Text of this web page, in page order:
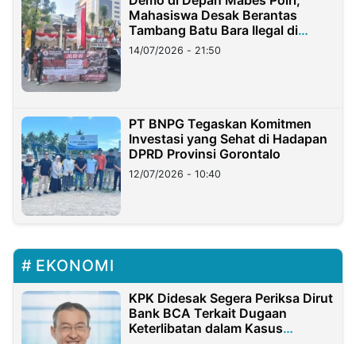
Mahasiswa Desak Berantas
Tambang Batu Bara Ilegal di
Lampung
14/07/2026 - 21:50
PT BNPG Tegaskan Komitmen
Investasi yang Sehat di Hadapan
DPRD Provinsi Gorontalo
12/07/2026 - 10:40
EKONOMI
KPK Didesak Segera Periksa Dirut
Bank BCA Terkait Dugaan
Keterlibatan dalam Kasus